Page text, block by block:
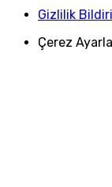
Gizlilik
Çerez